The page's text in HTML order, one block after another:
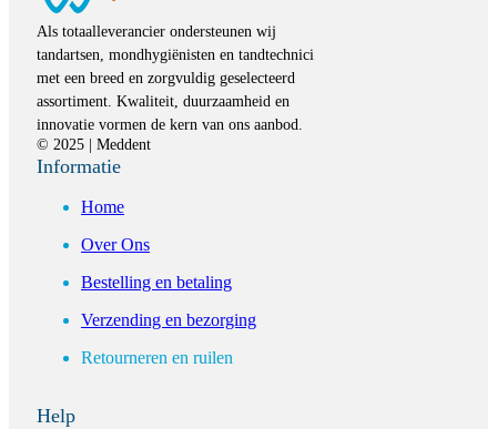
Als totaalleverancier ondersteunen wij
tandartsen, mondhygiënisten en tandtechnici
met een breed en zorgvuldig geselecteerd
assortiment. Kwaliteit, duurzaamheid en
innovatie vormen de kern van ons aanbod.
© 2025 | Meddent
Informatie
Home
Over Ons
Bestelling en betaling
Verzending en bezorging
Retourneren en ruilen
Help